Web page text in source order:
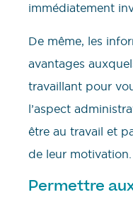
immédiatement
De même, les
avantages
travaillant pour
l’aspect
être au travail et
de leur motivation.
Permettre